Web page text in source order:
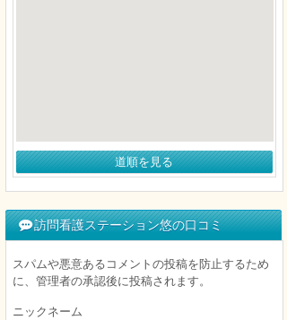
道順を見る
訪問看護ステーション悠の口コミ
スパムや悪意あるコメントの投稿を防止するため
に、管理者の承認後に投稿されます。
ニックネーム